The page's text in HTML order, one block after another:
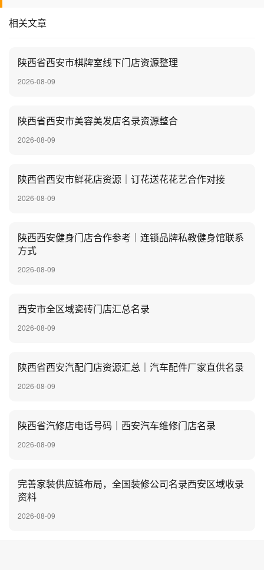
相关文章
陕西省西安市棋牌室线下门店资源整理
2026-08-09
陕西省西安市美容美发店名录资源整合
2026-08-09
陕西省西安市鲜花店资源｜订花送花花艺合作对接
2026-08-09
陕西西安健身门店合作参考｜连锁品牌私教健身馆联系
方式
2026-08-09
西安市全区域瓷砖门店汇总名录
2026-08-09
陕西省西安汽配门店资源汇总｜汽车配件厂家直供名录
2026-08-09
陕西省汽修店电话号码｜西安汽车维修门店名录
2026-08-09
完善家装供应链布局，全国装修公司名录西安区域收录
资料
2026-08-09